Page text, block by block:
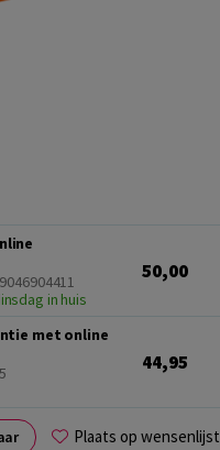
in huis
50,00
met online
44,95
Plaats op wensenlijst